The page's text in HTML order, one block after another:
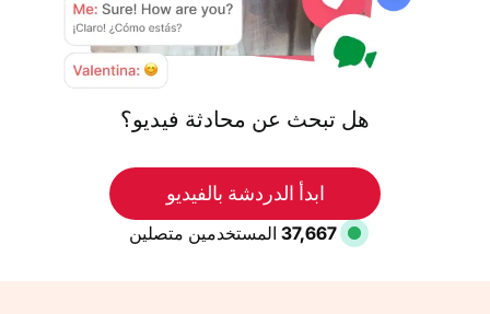
هل تبحث عن محادثة فيديو؟
ابدأ الدردشة بالفيديو
36,765 المستخدمين متصلين